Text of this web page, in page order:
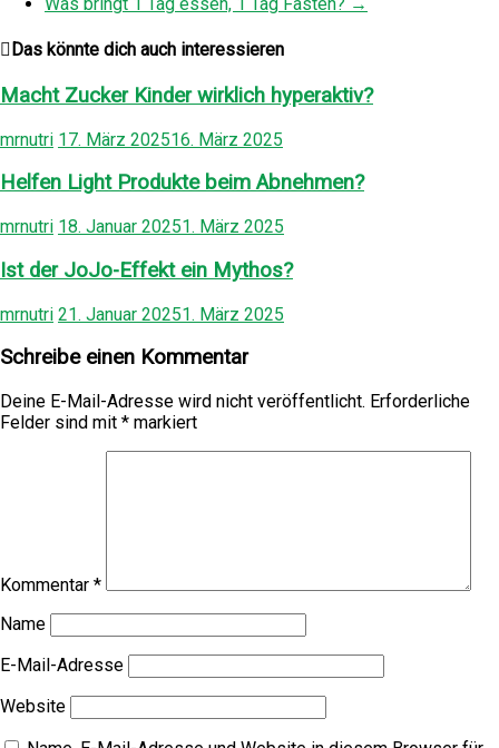
Was bringt 1 Tag essen, 1 Tag Fasten? →
Das könnte dich auch interessieren
Macht Zucker Kinder wirklich hyperaktiv?
mrnutri 17. März 202516. März 2025
Helfen Light Produkte beim Abnehmen?
mrnutri 18. Januar 20251. März 2025
Ist der JoJo-Effekt ein Mythos?
mrnutri 21. Januar 20251. März 2025
Schreibe einen Kommentar
Deine E-Mail-Adresse wird nicht veröffentlicht. Erforderliche
Felder sind mit * markiert
Kommentar *
Name
E-Mail-Adresse
Website